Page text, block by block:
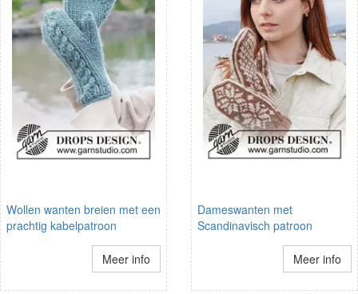
Wollen wanten breien met een
prachtig kabelpatroon
Meer info
Dameswanten met
Scandinavisch patroon
Meer info